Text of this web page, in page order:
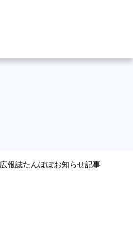
広報誌たんぽぽお知らせ記事